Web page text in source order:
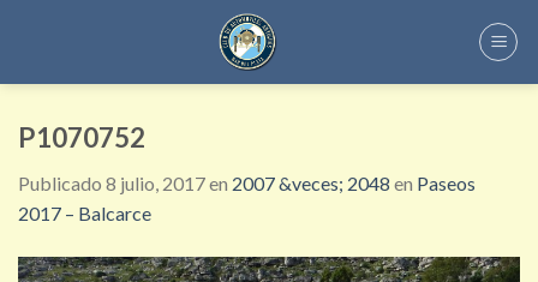
P1070752
Publicado 8 julio, 2017en 2007 &veces; 2048 en Paseos
2017 – Balcarce